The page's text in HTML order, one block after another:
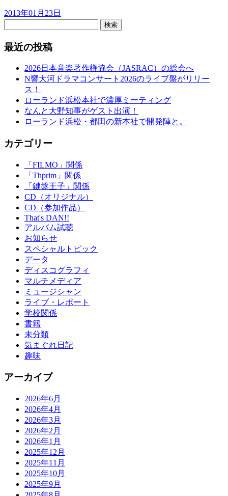
2013年01月23日
検索
最近の投稿
2026日本音楽著作権協会（JASRAC）の総会へ
N響大河ドラマコンサート2026のライブ盤がリリー
ス！
ローランド浜松本社で濃厚ミーティング
なんと大野知事がゲスト出演！
ローランド浜松・都田の新本社で開発陣と。
カテゴリー
「FILMO」関係
「Thprim」関係
「鍵盤王子」関係
CD（オリジナル）
CD（参加作品）
That's DAN!!
アルバム試聴
お知らせ
スペシャルトピック
データ
ディスコグラフィ
マルチメディア
ミュージシャン
ライブ・レポート
学校関係
書籍
未分類
気まぐれ日記
趣味
アーカイブ
2026年6月
2026年4月
2026年3月
2026年2月
2026年1月
2025年12月
2025年11月
2025年10月
2025年9月